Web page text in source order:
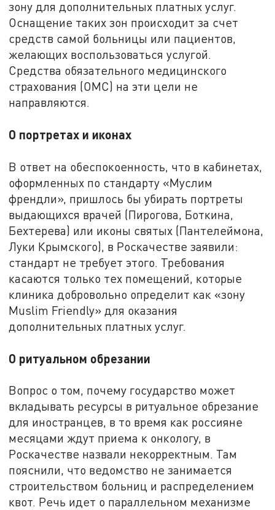
зону для дополнительных платных услуг.
Оснащение таких зон происходит за счет
средств самой больницы или пациентов,
желающих воспользоваться услугой.
Средства обязательного медицинского
страхования (ОМС) на эти цели не
направляются.
О портретах и иконах
В ответ на обеспокоенность, что в кабинетах,
оформленных по стандарту «Муслим
френдли», пришлось бы убирать портреты
выдающихся врачей (Пирогова, Боткина,
Бехтерева) или иконы святых (Пантелеймона,
Луки Крымского), в Роскачестве заявили:
стандарт не требует этого. Требования
касаются только тех помещений, которые
клиника добровольно определит как «зону
Muslim Friendly» для оказания
дополнительных платных услуг.
О ритуальном обрезании
Вопрос о том, почему государство может
вкладывать ресурсы в ритуальное обрезание
для иностранцев, в то время как россияне
месяцами ждут приема к онкологу, в
Роскачестве назвали некорректным. Там
пояснили, что ведомство не занимается
строительством больниц и распределением
квот. Речь идет о параллельном механизме